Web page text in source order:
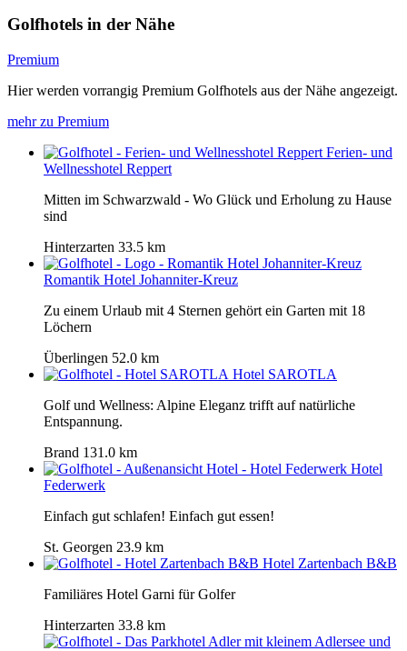
Golfhotels in der Nähe
Premium
Hier werden vorrangig Premium Golfhotels aus der Nähe angezeigt.
mehr zu Premium
Ferien- und
Wellnesshotel Reppert
Mitten im Schwarzwald - Wo Glück und Erholung zu Hause
sind
Hinterzarten 33.5 km
Romantik Hotel Johanniter-Kreuz
Zu einem Urlaub mit 4 Sternen gehört ein Garten mit 18
Löchern
Überlingen 52.0 km
Hotel SAROTLA
Golf und Wellness: Alpine Eleganz trifft auf natürliche
Entspannung.
Brand 131.0 km
Hotel
Federwerk
Einfach gut schlafen! Einfach gut essen!
St. Georgen 23.9 km
Hotel Zartenbach B&B
Familiäres Hotel Garni für Golfer
Hinterzarten 33.8 km